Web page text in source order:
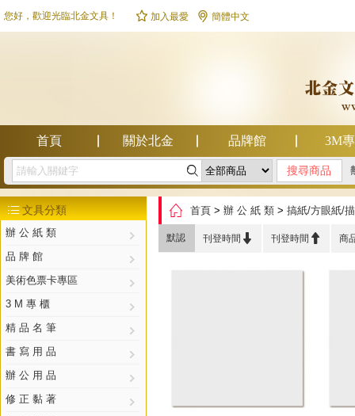
您好，歡迎光臨北金文具！  加入最愛  簡體中文
首頁 關於北金 品牌館 3M
幫助中心 
文具分類
辦 公 紙 類
品 牌 館
美術色票卡專區
3 M 專 櫃
精 品 名 筆
書 寫 用 品
辦 公 用 品
修 正 黏 著
 首頁 > 辦 公 紙 類 > 搞紙/方眼紙/
默認 刊登時間  刊登時間  商